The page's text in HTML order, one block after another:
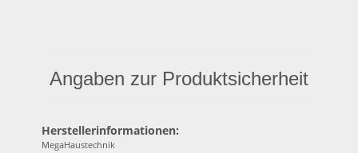
Angaben zur Produktsicherheit
Herstellerinformationen:
MegaHaustechnik